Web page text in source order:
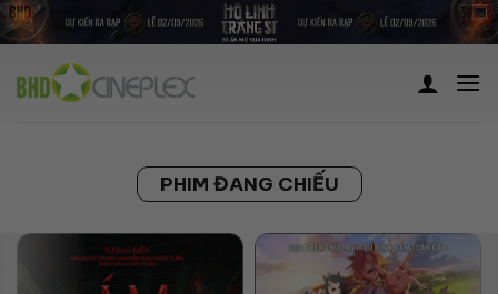
Skip
to
content
PHIM ĐANG CHIẾU